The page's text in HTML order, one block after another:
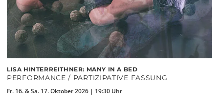
LISA HINTERREITHNER: MANY IN A BED
PERFORMANCE / PARTIZIPATIVE FASSUNG
Fr. 16. & Sa. 17. Oktober 2026 | 19:30 Uhr